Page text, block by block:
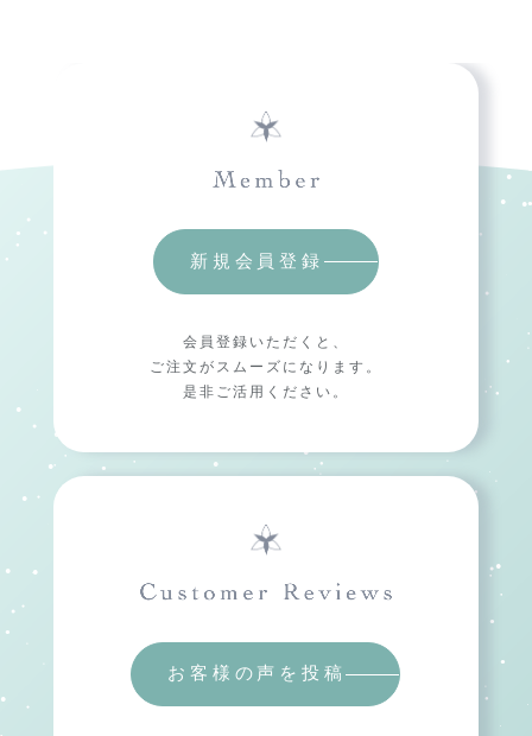
新規会員登録
会員登録いただくと、
ご注文がスムーズになります。
是非ご活用ください。
お客様の声を投稿